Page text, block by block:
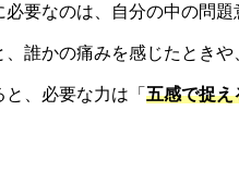
要なのは、自分の中の問
、誰かの痛みを感じたとき
、必要な力は「 五感で捉え